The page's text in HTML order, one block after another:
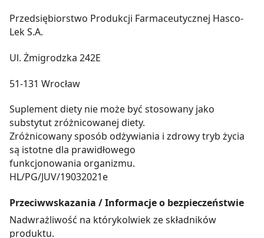
Przedsiębiorstwo Produkcji Farmaceutycznej Hasco-
Lek S.A.
Ul. Żmigrodzka 242E
51-131 Wrocław
Suplement diety nie może być stosowany jako
substytut zróżnicowanej diety.
Zróżnicowany sposób odżywiania i zdrowy tryb życia
są istotne dla prawidłowego
funkcjonowania organizmu.
HL/PG/JUV/19032021e
Przeciwwskazania / Informacje o bezpieczeństwie
Nadwrażliwość na którykolwiek ze składników
produktu.